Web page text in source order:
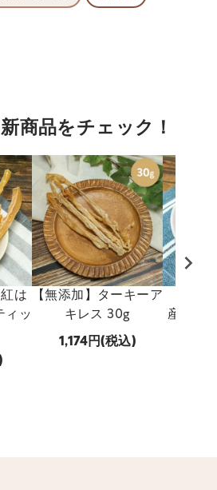
商品をチェック！
は
ィッ
【無添加】ターキーア
キレス 30g
1,174 (税込)
産 穴子